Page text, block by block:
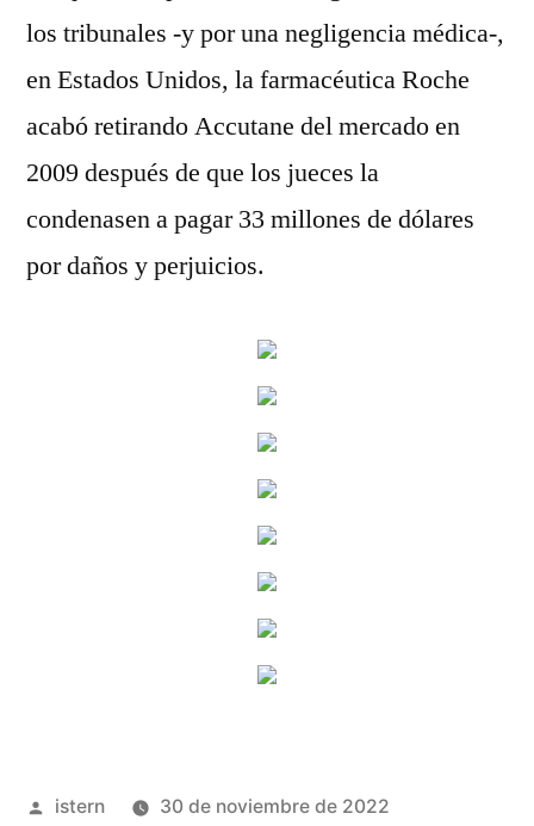
los tribunales -y por una negligencia médica-,
en Estados Unidos, la farmacéutica Roche
acabó retirando Accutane del mercado en
2009 después de que los jueces la
condenasen a pagar 33 millones de dólares
por daños y perjuicios.
Publicado
istern
30 de noviembre de 2022